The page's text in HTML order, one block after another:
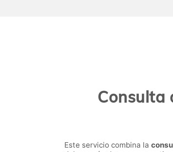
Consulta
Este servicio combina la